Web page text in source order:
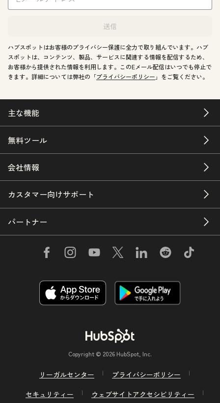
送信
ハブスポットはお客様のプライバシー保護に全力で取り組んでいます。ハブ
スポットは、コンテンツ、製品、サービスに関連する情報を配信するため、
お客様から提供された情報を利用します。このEメール配信はいつでも停止で
きます。詳細については弊社の「プライバシーポリシー 」をご覧ください。
主な機能
無料ツール
会社情報
カスタマー向けサポート
パートナー
Copyright © 2026 HubSpot, Inc.
リーガルセンター
プライバシーポリシー
セキュリティー
ウェブサイトアクセシビリティー